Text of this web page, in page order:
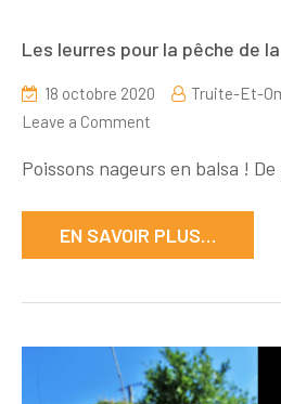
Les leurres pour la pêche de
18 octobre 2020 Truite-Et-
Leave a Comment
leurres
la
pêche
truite
!
Poissons nageurs en balsa !
EN SAVOIR PLUS…